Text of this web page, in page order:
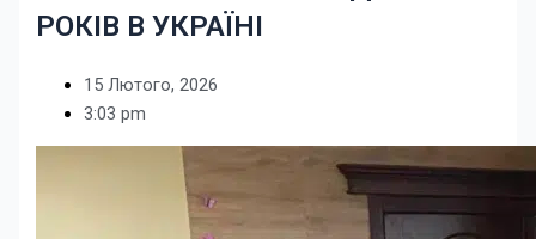
РОКІВ В УКРАЇНІ
15 Лютого, 2026
3:03 pm